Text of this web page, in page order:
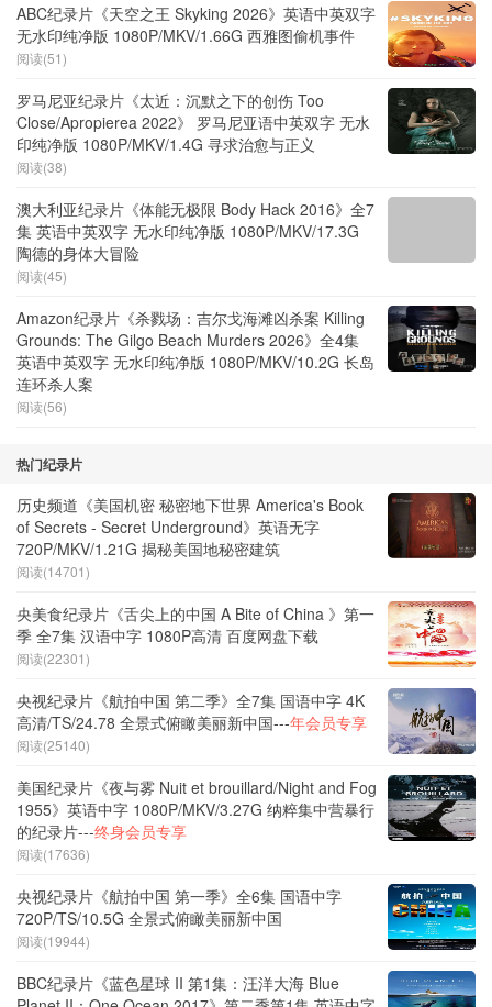
ABC纪录片《天空之王 Skyking 2026》英语中英双字
无水印纯净版 1080P/MKV/1.66G 西雅图偷机事件
阅读(51)
罗马尼亚纪录片《太近：沉默之下的创伤 Too
Close/Apropierea 2022》 罗马尼亚语中英双字 无水
印纯净版 1080P/MKV/1.4G 寻求治愈与正义
阅读(38)
澳大利亚纪录片《体能无极限 Body Hack 2016》全7
集 英语中英双字 无水印纯净版 1080P/MKV/17.3G
陶德的身体大冒险
阅读(45)
Amazon纪录片《杀戮场：吉尔戈海滩凶杀案 Killing
Grounds: The Gilgo Beach Murders 2026》全4集
英语中英双字 无水印纯净版 1080P/MKV/10.2G 长岛
连环杀人案
阅读(56)
热门纪录片
历史频道《美国机密 秘密地下世界 America's Book
of Secrets - Secret Underground》英语无字
720P/MKV/1.21G 揭秘美国地秘密建筑
阅读(14701)
央美食纪录片《舌尖上的中国 A Bite of China 》第一
季 全7集 汉语中字 1080P高清 百度网盘下载
阅读(22301)
央视纪录片《航拍中国 第二季》全7集 国语中字 4K
高清/TS/24.78 全景式俯瞰美丽新中国---年会员专享
阅读(25140)
美国纪录片《夜与雾 Nuit et brouillard/Night and Fog
1955》英语中字 1080P/MKV/3.27G 纳粹集中营暴行
的纪录片---终身会员专享
阅读(17636)
央视纪录片《航拍中国 第一季》全6集 国语中字
720P/TS/10.5G 全景式俯瞰美丽新中国
阅读(19944)
BBC纪录片《蓝色星球 II 第1集：汪洋大海 Blue